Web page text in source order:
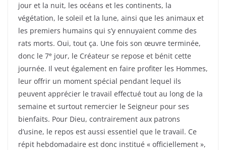
jour et la nuit, les océans et les continents, la
végétation, le soleil et la lune, ainsi que les animaux et
les premiers humains qui s’y ennuyaient comme des
rats morts. Oui, tout ça. Une fois son œuvre terminée,
donc le 7e jour, le Créateur se repose et bénit cette
journée. Il veut également en faire profiter les Hommes,
leur offrir un moment spécial pendant lequel ils
peuvent apprécier le travail effectué tout au long de la
semaine et surtout remercier le Seigneur pour ses
bienfaits. Pour Dieu, contrairement aux patrons
d’usine, le repos est aussi essentiel que le travail. Ce
répit hebdomadaire est donc institué « officiellement »,